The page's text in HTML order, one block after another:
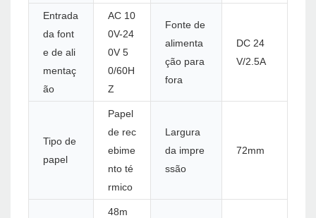
Entrada
da font
e de ali
mentaç
ão
AC 10
0V-24
0V 5
0/60H
Z
Fonte de
alimenta
ção para
fora
DC 24
V/2.5A
Tipo de
papel
Papel
de rec
ebime
nto té
rmico
Largura
da impre
ssão
72mm
48m